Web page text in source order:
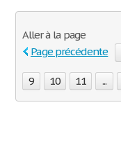
Aller à la page
Page précédente
9 10 11 ...